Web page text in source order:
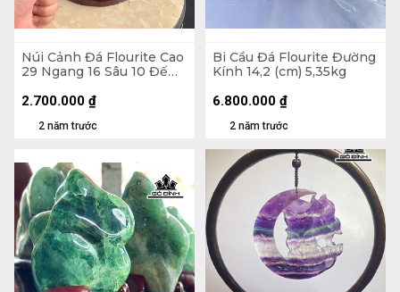
Núi Cảnh Đá Flourite Cao
29 Ngang 16 Sâu 10 Đế
2 năm trước
2.700.000 ₫
Bi Cầu Đá Flourite Đường
Kính 14,2 (cm) 5,35kg
2 năm trước
6.800.000 ₫